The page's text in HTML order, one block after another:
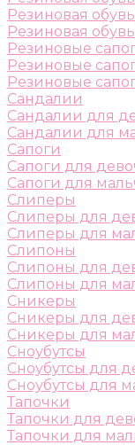
Резиновая
Резиновая
Резиновые
Резиновые
Резиновые
Сандалии
Сандалии для
Сандалии для
Сапоги
Сапоги для
Сапоги для
Слиперы
Слиперы для
Слиперы для
Слипоны
Слипоны для
Слипоны для
Сникеры
Сникеры для
Сникеры для
Сноубутсы
Сноубутсы для
Сноубутсы для
Тапочки
Тапочки для
Тапочки для